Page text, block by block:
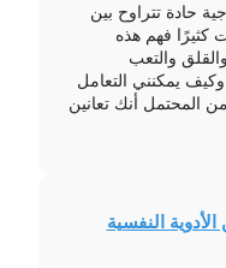
حادة تتراوح بين
كثيرًا فهم هذه
والتعب
يمكنني التعامل
المحتمل أنك تعانين
النفسية